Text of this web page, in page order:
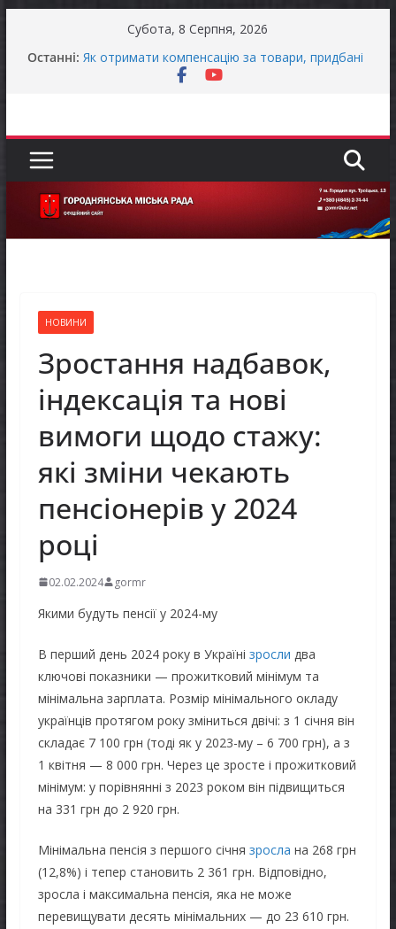
Субота, 8 Серпня, 2026
Останні: громади справжньою літньою спекою
Як отримати компенсацію за товари, придбані
прав людини проводить опитування щодо
реалізації права осіб з інвалідністю на працю
Батьки майбутніх першокласників уже можуть
оформити «Пакунок школяра»
НОВИНИ
Зростання надбавок,
індексація та нові
вимоги щодо стажу:
які зміни чекають
пенсіонерів у 2024
році
02.02.2024 gormr
Якими будуть пенсії у 2024-му
В перший день 2024 року в Україні зросли два
ключові показники — прожитковий мінімум та
мінімальна зарплата. Розмір мінімального окладу
українців протягом року зміниться двічі: з 1 січня він
складає 7 100 грн (тоді як у 2023-му – 6 700 грн), а з
1 квітня — 8 000 грн. Через це зросте і прожитковий
мінімум: у порівнянні з 2023 роком він підвищиться
на 331 грн до 2 920 грн.
Мінімальна пенсія з першого січня зросла на 268 грн
(12,8%) і тепер становить 2 361 грн. Відповідно,
зросла і максимальна пенсія, яка не може
перевищувати десять мінімальних — до 23 610 грн.